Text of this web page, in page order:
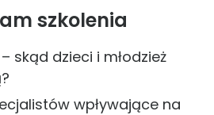
szkolenia
skąd dzieci i młodzież
wpływające na